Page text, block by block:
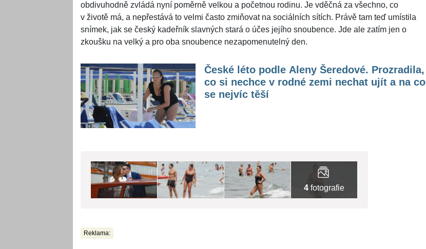
obdivuhodně zvládá nyní poměrně velkou a početnou rodinu. Je vděčná za všechno, co
v životě má, a nepřestává to velmi často zmiňovat na sociálních sítích. Právě tam teď umístila
snímek, jak se český kadeřník slavných stará o účes jejího snoubence. Jde ale zatím jen o
zkoušku na velký a pro oba snoubence nezapomenutelný den.
České léto podle Aleny Šeredové. Prozradila,
co si nechce v rodné zemi nechat ujít a na co
se nejvíc těší
4 fotografie
Reklama: